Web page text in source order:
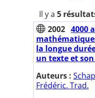
Il y a 5
2002 4000
la longue
un texte et
Auteurs :
Frédéric. Trad.